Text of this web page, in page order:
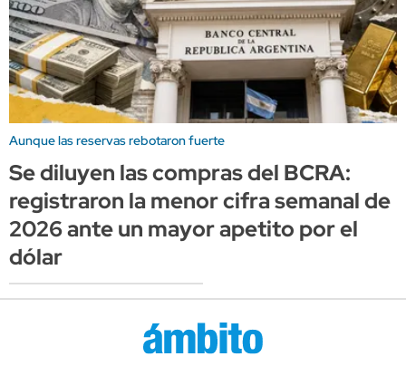
Aunque las reservas rebotaron fuerte
Se diluyen las compras del BCRA:
registraron la menor cifra semanal de
2026 ante un mayor apetito por el
dólar